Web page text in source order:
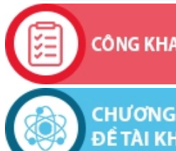
UBND tỉnh Đắk Lắk về việc bổ nhiệm
bàn tỉnh Đắk Lắk
(04/08/2026, 00:00)
Thông báo về việc niêm yết công khai
thường, hỗ trợ và bảng công khai
thường, hỗ trợ khi Nhà nước thu hồi
tạo, nâng cấp đường Nơ Trang Lơng
đến đường Trần Cảnh)
(30/07/2026, 00:00)